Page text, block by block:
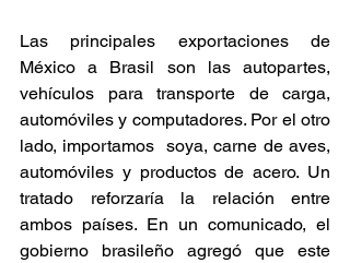
Las principales exportaciones de
México a Brasil son las autopartes,
vehículos para transporte de carga,
automóviles y computadores. Por el otro
lado, importamos  soya, carne de aves,
automóviles y productos de acero. Un
tratado reforzaría la relación entre
ambos países. En un comunicado, el
gobierno brasileño agregó que este